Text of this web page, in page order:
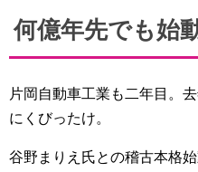
何億年先でも始動
片岡自動車工業も二年目。
にくびったけ。
谷野まりえ氏との稽古本格始